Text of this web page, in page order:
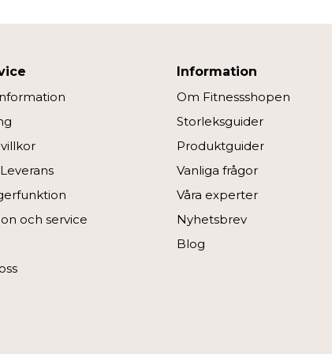
och service
Information
Om Fitnessshopen
Storleksguider
Produktguider
Vanliga frågor
Våra experter
Nyhetsbrev
Blog